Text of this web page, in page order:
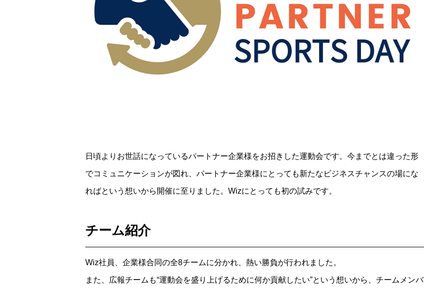
日頃よりお世話になっているパートナー企業様をお招きした運動会です。今までとは違った形
でコミュニケーションが図れ、パートナー企業様にとっても新たなビジネスチャンスの場にな
ればという想いから開催に至りました。Wizにとっても初の試みです。
チーム紹介
Wiz社員、企業様合同の全8チームに分かれ、熱い勝負が行われました。
また、広報チームも“運動会を盛り上げるために何か貢献したい”という想いから、チームメンバ